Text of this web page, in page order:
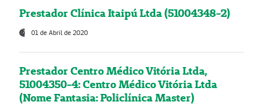
Prestador Clínica Itaipú Ltda (51004348-2)
01 de Abril de 2020
Prestador Centro Médico Vitória Ltda,
51004350-4: Centro Médico Vitória Ltda
(Nome Fantasia: Policlínica Master)